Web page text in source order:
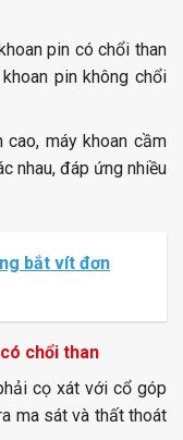
pin có chổi than
pin không chổi
cao, máy khoan cầm
nhau, đáp ứng nhiều
bắt vít đơn
chổi than
cọ xát với cổ góp
ma sát và thất thoát